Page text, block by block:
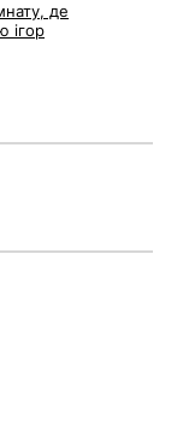
де
ігор